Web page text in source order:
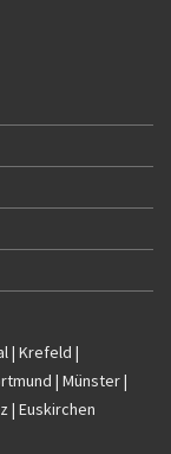
| Krefeld |
| Münster |
| Euskirchen